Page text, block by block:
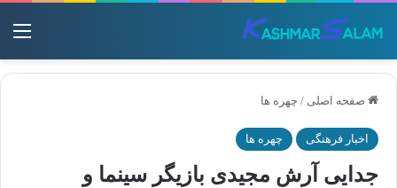
صفحه اصلی / چهره ها
اخبار فرهنگی چهره ها
جدایی آرش مجیدی بازیگر سینما و